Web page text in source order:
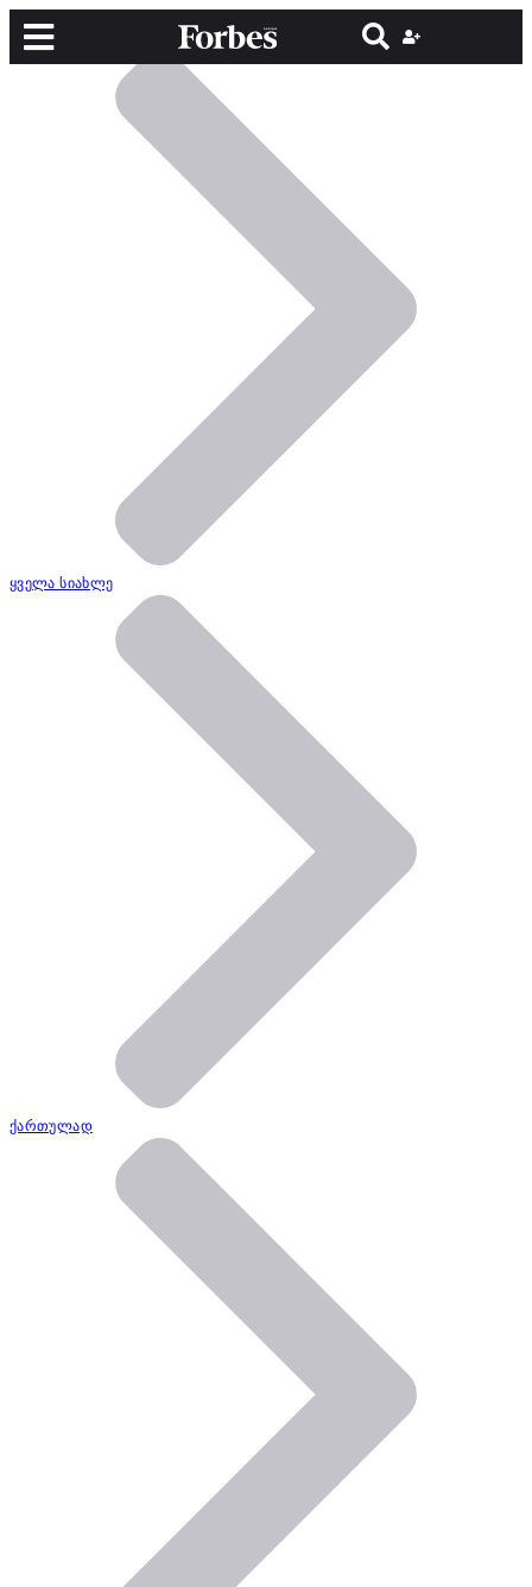
მთავარი
ყველა სიახლე
ქართულად